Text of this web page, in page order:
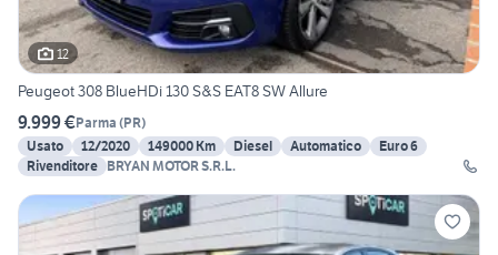
12
Peugeot 308 BlueHDi 130 S&S EAT8 SW Allure
9.999 €Parma (PR)
Usato
12/2020 149000 Km Diesel Automatico
Euro 6
Rivenditore BRYAN MOTOR S.R.L.